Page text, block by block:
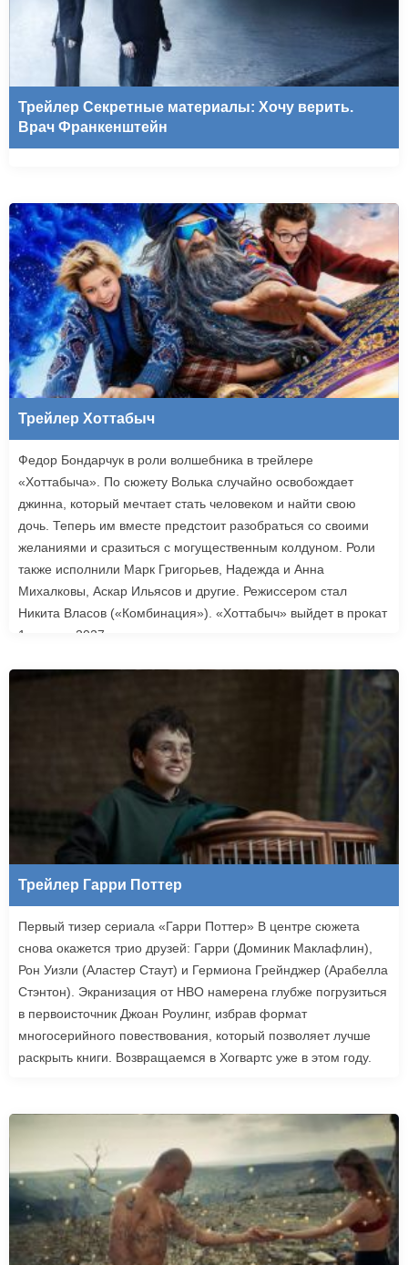
Трейлер Секретные материалы: Хочу верить.
Врач Франкенштейн
Трейлер Хоттабыч
Федор Бондарчук в роли волшебника в трейлере
«Хоттабыча». По сюжету Волька случайно освобождает
джинна, который мечтает стать человеком и найти свою
дочь. Теперь им вместе предстоит разобраться со своими
желаниями и сразиться с могущественным колдуном. Роли
также исполнили Марк Григорьев, Надежда и Анна
Михалковы, Аскар Ильясов и другие. Режиссером стал
Никита Власов («Комбинация»). «Хоттабыч» выйдет в прокат
1 января 2027 года.
Трейлер Гарри Поттер
Первый тизер сериала «Гарри Поттер» В центре сюжета
снова окажется трио друзей: Гарри (Доминик Маклафлин),
Рон Уизли (Аластер Стаут) и Гермиона Грейнджер (Арабелла
Стэнтон). Экранизация от HBO намерена глубже погрузиться
в первоисточник Джоан Роулинг, избрав формат
многосерийного повествования, который позволяет лучше
раскрыть книги. Возвращаемся в Хогвартс уже в этом году.